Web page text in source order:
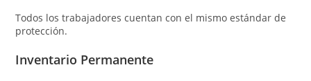
Todos los trabajadores cuentan con el mismo estándar de
protección.
Inventario Permanente